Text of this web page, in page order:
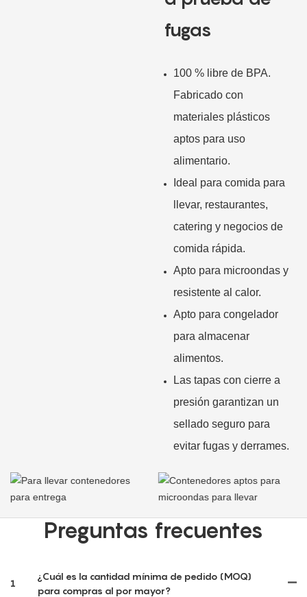
fugas
100 % libre de BPA.
Fabricado con
materiales plásticos
aptos para uso
alimentario.
Ideal para comida para
llevar, restaurantes,
catering y negocios de
comida rápida.
Apto para microondas y
resistente al calor.
Apto para congelador
para almacenar
alimentos.
Las tapas con cierre a
presión garantizan un
sellado seguro para
evitar fugas y derrames.
Preguntas frecuentes
1
¿Cuál es la cantidad mínima de pedido (MOQ)
para compras al por mayor?